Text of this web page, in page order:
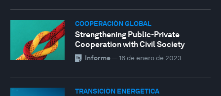
COOPERACIÓN GLOBAL
Strengthening Public-Private
Cooperation with Civil Society
Informe— 16 de enero de 2023
TRANSICIÓN ENERGÉTICA